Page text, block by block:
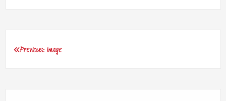
Beitragsnavigation
Previous: image